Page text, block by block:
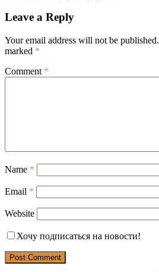
Leave a Reply
Your email address will not be published.
marked *
Comment *
Name *
Email *
Website
Хочу подписаться на новости!